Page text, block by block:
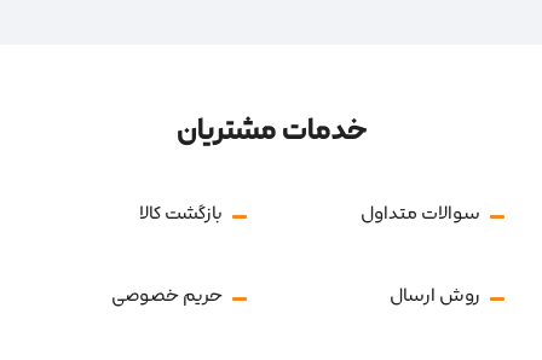
خدمات مشتریان
سوالات متداول بازگشت کالا
روش ارسال حریم خصوصی